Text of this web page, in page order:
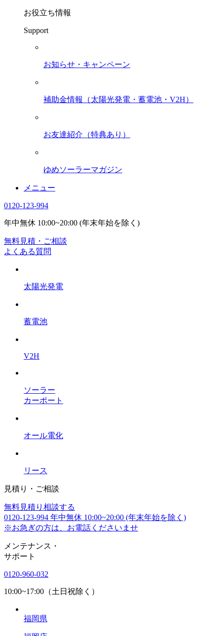
お役立ち情報
Support
お知らせ・キャンペーン
補助金情報（太陽光発電・蓄電池・V2H）
お友達紹介（特典あり）
ゆめソーラーマガジン
メニュー
0120-123-994
年中無休 10:00~20:00 (年末年始を除く)
無料見積・ご相談
よくある質問
太陽光発電
蓄電池
V2H
ソーラー
カーポート
オール電化
リース
見積り・ご相談
無料見積り相談する
0120-123-994 年中無休 10:00~20:00 (年末年始を除く)
※お急ぎの方は、お電話くださいませ
メンテナンス ・
サポート
0120-960-032
10:00~17:00（土日祝除く）
福岡県